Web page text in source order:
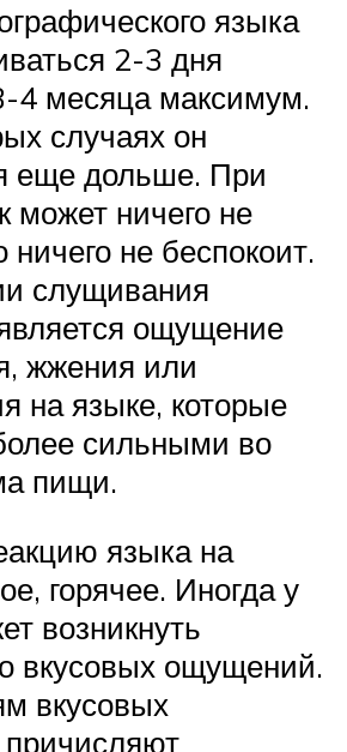
языка
2-3 дня
4 месяца максимум.
случаях он
еще дольше. При
может ничего не
не беспокоит.
слущивания
ощущение
жжения или
на языке, которые
сильными во
пищи.
языка на
горячее. Иногда у
возникнуть
вкусовых ощущений.
вкусовых
причисляют